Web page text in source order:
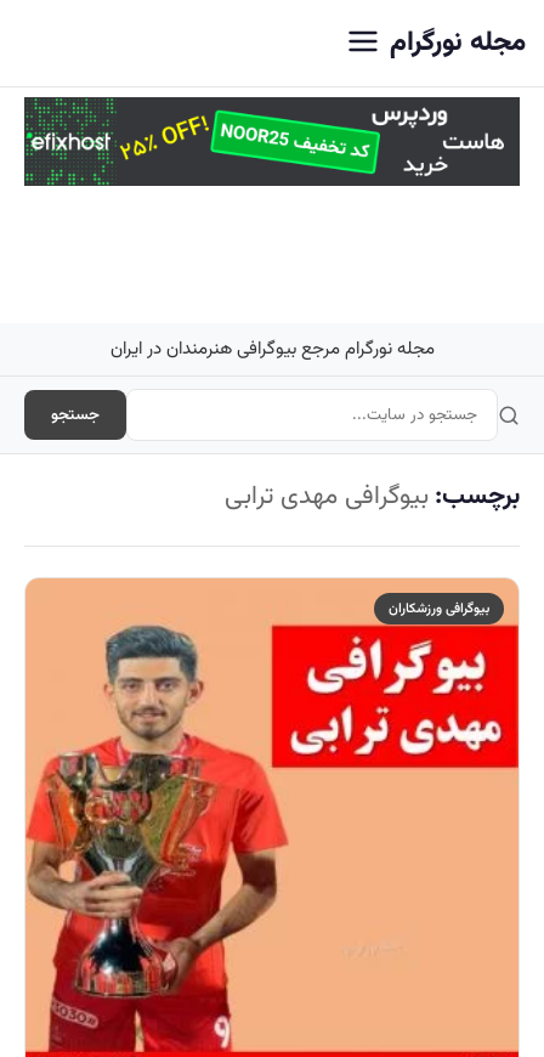
مجله نورگرام
مجله نورگرام مرجع بیوگرافی هنرمندان در ایران
جستجو
برچسب: بیوگرافی مهدی ترابی
بیوگرافی ورزشکاران